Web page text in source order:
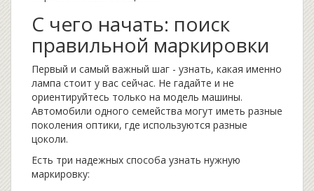
С чего начать: поиск
правильной маркировки
Первый и самый важный шаг - узнать, какая именно
лампа стоит у вас сейчас. Не гадайте и не
ориентируйтесь только на модель машины.
Автомобили одного семейства могут иметь разные
поколения оптики, где используются разные
цоколи.
Есть три надежных способа узнать нужную
маркировку: